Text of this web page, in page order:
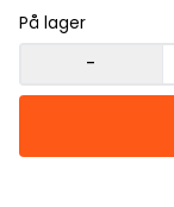
Skoene
fargen og og hvite dusker.
vinger på ryggen. Laget i steinharpiks. Figuren er
På lager
-